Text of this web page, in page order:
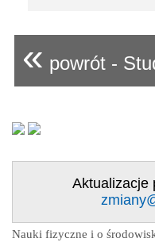
« powrót -
Aktualizacje
Nauki fizyczne i o